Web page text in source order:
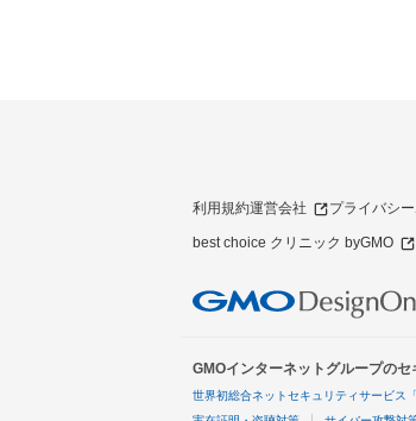
利用規約運営会社 プライバシ
best choice クリニック byGMO
GMOインターネットグループの
世界初総合ネットセキュリティサービス